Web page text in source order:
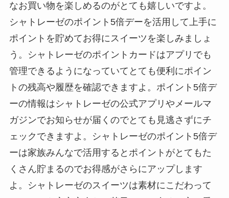
なお買い物を楽しめるのがとても嬉しいですよ。
シャトレーゼのポイント5倍デーを活用して上手に
ポイントを貯めてお得にスイーツを楽しみましょ
う。シャトレーゼのポイントカードはアプリでも
管理できるようになっていてとても便利にポイン
トの残高や履歴を確認できますよ。ポイント5倍デ
ーの情報はシャトレーゼの公式アプリやメールマ
ガジンでお知らせが届くのでとても見逃さずにチ
ェックできますよ。シャトレーゼのポイント5倍デ
ーは家族みんなで活用するとポイントがとてもた
くさん貯まるのでお得感がさらにアップします
よ。シャトレーゼのスイーツは素材にこだわって